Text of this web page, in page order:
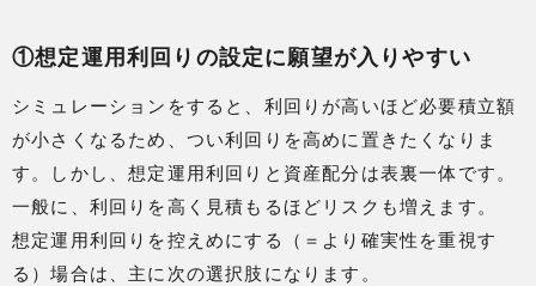
①想定運用利回りの設定に願望が入りやすい
シミュレーションをすると、利回りが高いほど必要積立額
が小さくなるため、つい利回りを高めに置きたくなりま
す。しかし、想定運用利回りと資産配分は表裏一体です。
一般に、利回りを高く見積もるほどリスクも増えます。
想定運用利回りを控えめにする（＝より確実性を重視す
る）場合は、主に次の選択肢になります。